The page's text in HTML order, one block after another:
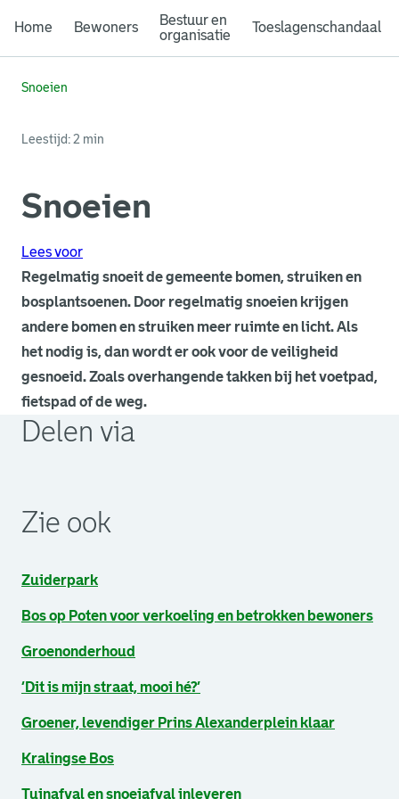
Home Bewoners
Bestuur en
organisatie
Toeslagenschandaal
Snoeien
Leestijd: 2 min
Snoeien
Lees voor
Regelmatig snoeit de gemeente bomen, struiken en
bosplantsoenen. Door regelmatig snoeien krijgen
andere bomen en struiken meer ruimte en licht. Als
het nodig is, dan wordt er ook voor de veiligheid
gesnoeid. Zoals overhangende takken bij het voetpad,
fietspad of de weg.
Delen via
Zie ook
Zuiderpark
Bos op Poten voor verkoeling en betrokken bewoners
Groenonderhoud
‘Dit is mijn straat, mooi hé?’
Groener, levendiger Prins Alexanderplein klaar
Kralingse Bos
Tuinafval en snoeiafval inleveren